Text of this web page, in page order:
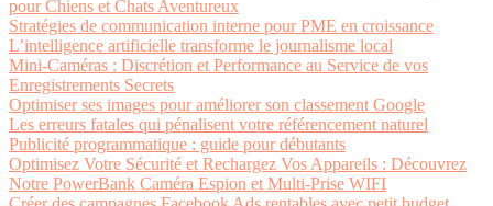
pour Chiens et Chats Aventureux
Stratégies de communication interne pour PME en croissance
L’intelligence artificielle transforme le journalisme local
Mini-Caméras : Discrétion et Performance au Service de vos
Enregistrements Secrets
Optimiser ses images pour améliorer son classement Google
Les erreurs fatales qui pénalisent votre référencement naturel
Publicité programmatique : guide pour débutants
Optimisez Votre Sécurité et Rechargez Vos Appareils : Découvrez
Notre PowerBank Caméra Espion et Multi-Prise WIFI